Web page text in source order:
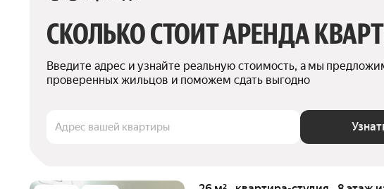
СКОЛЬКО СТОИТ АРЕНДА
Введите адрес и узнайте реальную стоимость, а мы
проверенных жильцов и поможем сдать выгодно
Адрес вашей квартиры